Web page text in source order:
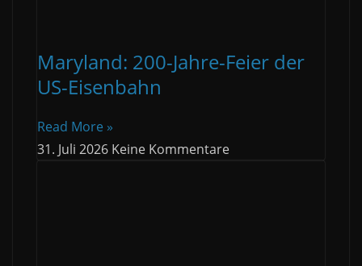
Maryland: 200-Jahre-Feier der
US-Eisenbahn
Read More »
31. Juli 2026 Keine Kommentare